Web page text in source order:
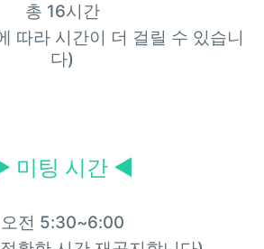
총 16시간
따라 시간이 더 걸릴 수 있습니
다)
미팅 시간 ◀
오전 5:30~6:00